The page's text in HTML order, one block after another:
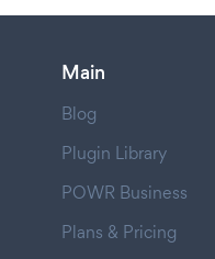
Main
Blog
Plugin Library
POWR Business
Plans & Pricing